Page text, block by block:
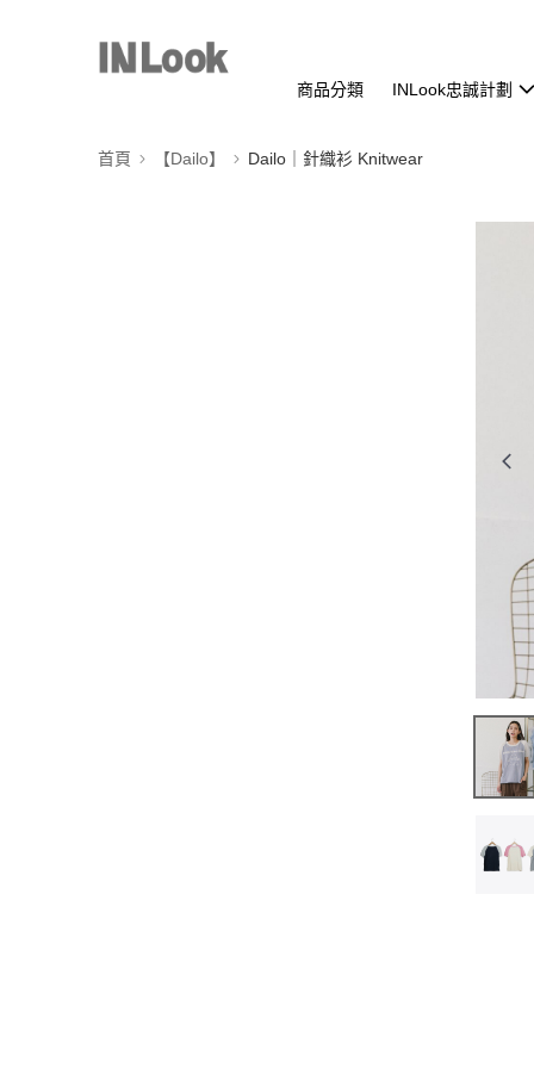
商品分類 INLook忠誠計劃
首頁 【Dailo】 Dailo｜針織衫 Knitwear